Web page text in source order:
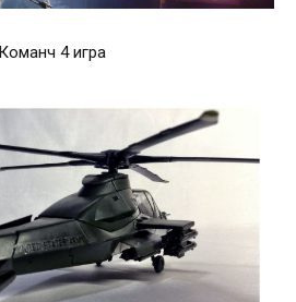
Команч 4 игра